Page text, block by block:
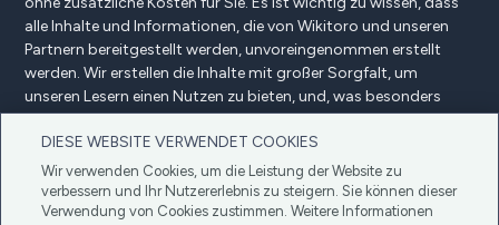
DIESE WEBSITE VERWENDET COOKIES
Wir verwenden Cookies, um die Leistung der Website zu
verbessern und Ihr Nutzererlebnis zu steigern. Sie können dieser
Verwendung von Cookies zustimmen. Weitere Informationen
alle Inhalte und Informationen, die von Wikitoro und unseren
Partnern bereitgestellt werden, unvoreingenommen erstellt
werden. Wir erstellen die Inhalte mit großer Sorgfalt, um
unseren Lesern einen Nutzen zu bieten, und, was besonders
wichtig ist, sie werden nicht durch Vergütungsvereinbarungen
mit unseren Partnern beeinflusst.